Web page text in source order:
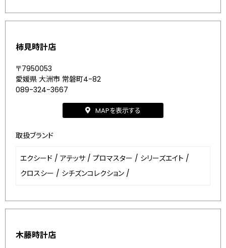
柿見時計店
〒7950053
愛媛県 大洲市 常磐町4-82
089-324-3667
MAPを表示する
取扱ブランド
エクシード / アテッサ / プロマスター / シリーズエイト /
クロスシー / シチズンコレクション /
木藤時計店